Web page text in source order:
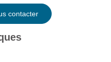
contacter